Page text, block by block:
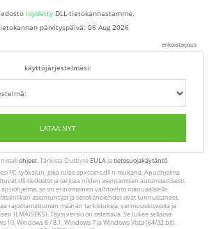
löydettyDLL-tietokannastamme.
päivityspäivä: 06 Aug 2026
erikoistarjous
käyttöjärjestelmäsi:
LATAA NYT
ohjeet. Tarkista Outbyte EULAjatietosuojakäytäntö
PC-työkalun, joka tulee spxcoins.dll n mukana. Apuohjelma
dll-tiedostot ja tarjoaa niiden asentamisen automaattisesti.
se on erinomainen vaihtoehto manuaaliselle
asiantuntijat ja tietokonelehdet ovat tunnustaneet.
rajoittamattoman määrän tarkistuksia, varmuuskopioita ja
ILMAISEKSI. Täysi versio on ostettava. Se tukee sellaisia
10, Windows 8 / 8.1, Windows 7 ja Windows Vista (64/32 bit).